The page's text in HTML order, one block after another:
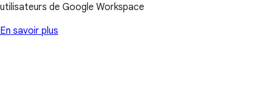
utilisateurs de Google Workspace
En savoir plus